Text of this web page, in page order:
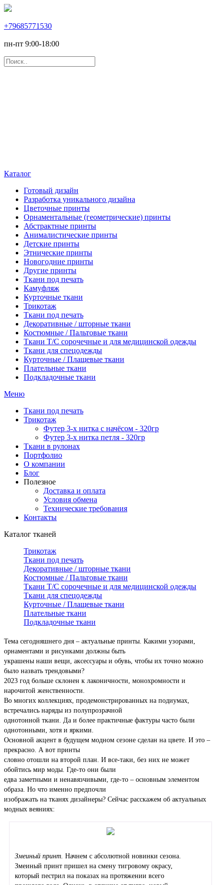
+79685771530
пн-пт 9:00-18:00
Каталог
Готовый дизайн
Разработка уникального дизайна
Цветочные принты
Орнаментальные (геометрические) принты
Абстрактные принты
Анималистические принты
Детские принты
Этнические принты
Новогодние принты
Другие принты
Ткани под печать
Камуфляж
Курточные ткани
Трикотаж
Ткани под печать
Декоративные / шторные ткани
Костюмные / Пальтовые ткани
Ткани Т/С сорочечные и для медицинской одежды
Ткани для спецодежды
Курточные / Плащевые ткани
Плательные ткани
Подкладочные ткани
Меню
Ткани под печать
Трикотаж
Футер 3-х нитка с начёсом - 320гр
Футер 3-х нитка петля - 320гр
Ткани в рулонах
Портфолио
О компании
Блог
Полезное
Доставка и оплата
Условия обмена
Технические требования
Контакты
Каталог тканей
Трикотаж
Ткани под печать
Декоративные / шторные ткани
Костюмные / Пальтовые ткани
Ткани Т/С сорочечные и для медицинской одежды
Ткани для спецодежды
Курточные / Плащевые ткани
Плательные ткани
Подкладочные ткани
Тема сегодняшнего дня – актуальные принты. Какими узорами,
орнаментами и рисунками должны быть
украшены наши вещи, аксессуары и обувь, чтобы их точно можно
было назвать трендовыми?
2023 год больше склонен к лаконичности, монохромности и
нарочитой женственности.
Во многих коллекциях, продемонстрированных на подиумах,
встречались наряды из полупрозрачной
однотонной ткани. Да и более практичные фактуры часто были
однотонными, хотя и яркими.
Основной акцент в будущем модном сезоне сделан на цвете. И это –
прекрасно. А вот принты
словно отошли на второй план. И все-таки, без них не может
обойтись мир моды. Где-то они были
едва заметными и ненавязчивыми, где-то – основным элементом
образа. Но что именно предпочли
изображать на тканях дизайнеры? Сейчас расскажем об актуальных
модных веяниях:
Змеиный принт. Начнем с абсолютной новинки сезона.
Змеиный принт пришел на смену тигровому окрасу,
который пестрил на показах на протяжении всего